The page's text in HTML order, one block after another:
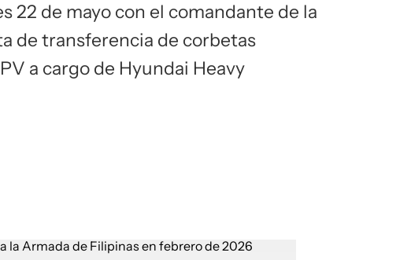
22 de mayo con el comandante de la
de transferencia de corbetas
a cargo de Hyundai Heavy